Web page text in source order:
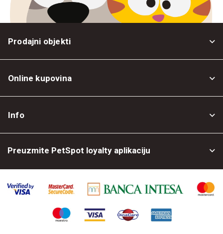
Prodajni objekti
Online kupovina
Info
Preuzmite PetSpot loyalty aplikaciju